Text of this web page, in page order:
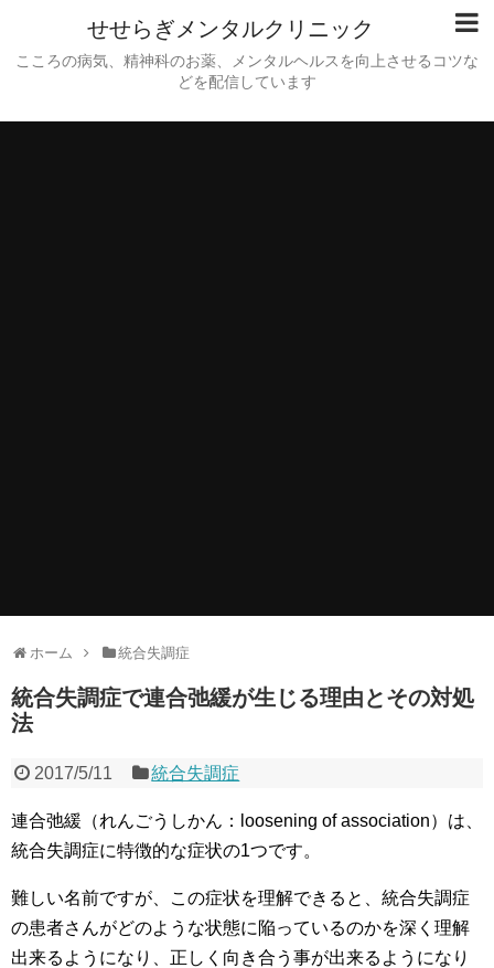
せせらぎメンタルクリニック
こころの病気、精神科のお薬、メンタルヘルスを向上させるコツな
どを配信しています
ホーム 統合失調症
統合失調症で連合弛緩が生じる理由とその対処
法
2017/5/11 統合失調症
連合弛緩（れんごうしかん：loosening of association）は、
統合失調症に特徴的な症状の1つです。
難しい名前ですが、この症状を理解できると、統合失調症
の患者さんがどのような状態に陥っているのかを深く理解
出来るようになり、正しく向き合う事が出来るようになり